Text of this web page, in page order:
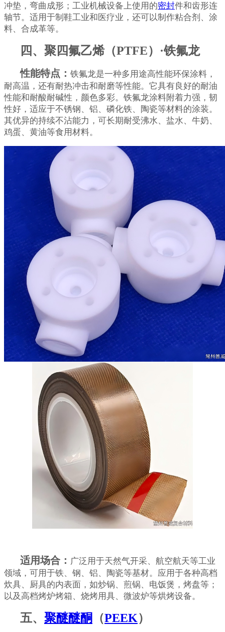
冲垫，弯曲成形；工业机械设备上使用的密封件和齿形连
轴节。适用于制鞋工业和医疗业，还可以制作粘合剂、涂
料、合成革等。
四、聚四氟乙烯（PTFE）·铁氟龙
性能特点： 铁氟龙是一种多用途高性能环保涂料，
耐高温，还有耐热冲击和耐磨等性能。它具有良好的耐油
性能和耐酸耐碱性，颜色多彩。铁氟龙涂料附着力强，韧
性好，适应于不锈钢、铝、磷化铁、陶瓷等材料的涂装。
其优异的持续不沾能力，可长期耐受沸水、盐水、牛奶、
鸡蛋、黄油等食用材料。
适用场合： 广泛用于天然气开采、航空航天等工业
领域，可用于铁、钢、铝、陶瓷等基材。应用于各种高档
炊具、厨具的内表面，如炒锅、煎锅、电饭煲，烤盘等；
以及高档烤炉烤箱、烧烤用具、微波炉等烘烤设备。
五、 聚醚醚酮 （PEEK）